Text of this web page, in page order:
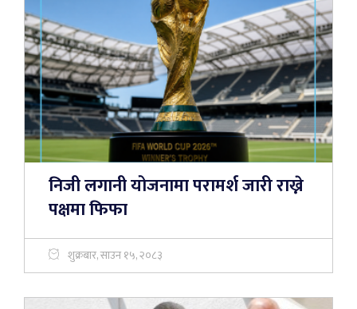
निजी लगानी योजनामा परामर्श जारी राख्ने
पक्षमा फिफा
शुक्रबार, साउन १५, २०८३